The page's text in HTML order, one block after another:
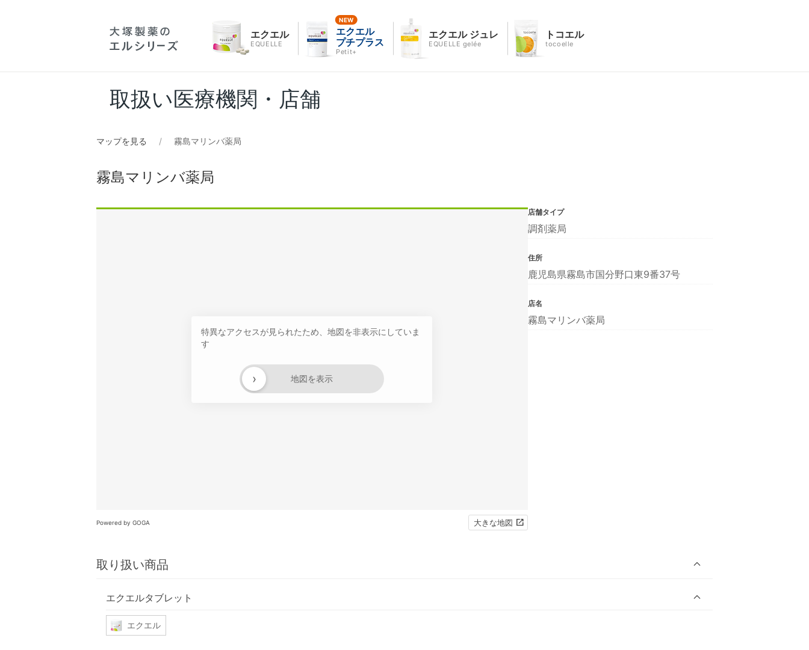
エクエル
EQUELLE
エクエル
プチプラス
Petit+
エクエル ジュレ
EQUELLE gelée
トコエル
tocoelle
取扱い医療機関・店舗
マップを見る 霧島マリンバ薬局
霧島マリンバ薬局
特異なアクセスが見られたため、地図を非表示にしていま
す
地図を表示
›
Powered by GOGA 大きな地図
取り扱い商品
エクエルタブレット
エクエル
店舗タイプ
調剤薬局
住所
鹿児島県霧島市国分野口東9番37号
店名
霧島マリンバ薬局